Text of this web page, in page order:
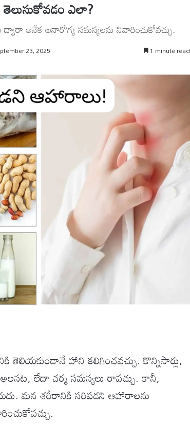
ఎలా?
అనేక అనారోగ్య సమస్యలను నివారించుకోవచ్చు.
23, 2025 1 minute read
తెలియకుండానే హాని కలిగించవచ్చు. కొన్నిసార్లు,
లేదా చర్మ సమస్యలు రావచ్చు. కానీ,
మన శరీరానికి సరిపడని ఆహారాలను